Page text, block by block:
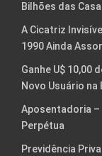
Bilhões das
A Cicatriz
1990 Ainda
Ganhe U$ 10,00
Novo Usuário na
Aposentadoria –
Perpétua
Previdência